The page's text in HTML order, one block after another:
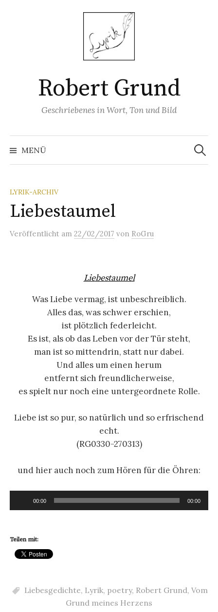
Robert Grund
Geschriebenes in Wort, Ton und Bild
MENÜ
Suchen
nach:
LYRIK-ARCHIV
Liebestaumel
Veröffentlicht am 22/02/2017 von RoGru
Liebestaumel
Was Liebe vermag, ist unbeschreiblich.
Alles das, was schwer erschien,
ist plötzlich federleicht.
Es ist, als ob das Leben vor der Tür steht,
man ist so mittendrin, statt nur dabei.
Und alles um einen herum
entfernt sich freundlicherweise,
es spielt nur noch eine untergeordnete Rolle.
Liebe ist so pur, so natürlich und so erfrischend
echt.
(RG0330-270313)
und hier auch noch zum Hören für die Öhren:
Audio-
Player
00:00 00:00
Teilen mit:
Liebesgedichte, Lyrik, poetry, Robert Grund, Vom
Grund meines Herzens